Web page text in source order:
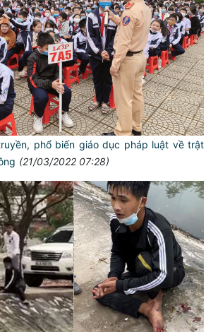
phổ biến giáo dục pháp luật về trật
(21/03/2022 07:28)